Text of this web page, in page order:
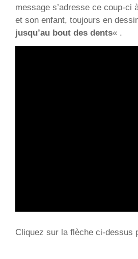
message s’adresse ce coup-ci
et son enfant, toujours en
jusqu’au bout des dents« .
Cliquez sur la flèche ci-dessus